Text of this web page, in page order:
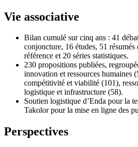
Vie associative
Bilan cumulé sur cinq ans : 41
conjoncture, 16 études, 51
référence et 20 séries statistiques.
230 propositions publiées,
innovation et ressources humaines
compétitivité et viabilité (101),
logistique et infrastructure (58).
Soutien logistique d’Enda pour la
Takolor pour la mise en ligne des
Perspectives